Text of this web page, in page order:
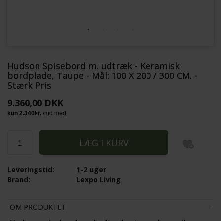
Hudson Spisebord m. udtræk - Keramisk
bordplade, Taupe - Mål: 100 X 200 / 300 CM. -
Stærk Pris
9.360,00 DKK
1-2 uger
Leveringstid:
Lexpo Living
Brand:
OM PRODUKTET